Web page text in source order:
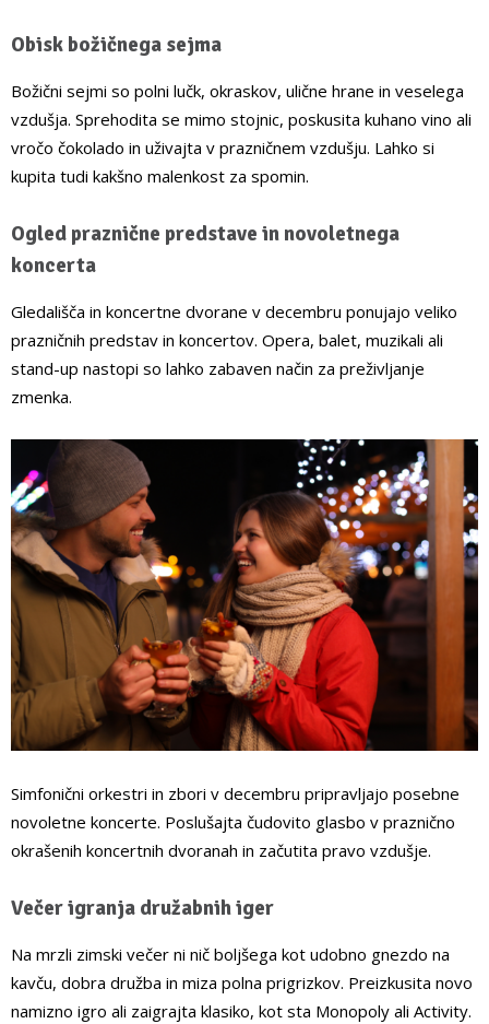
Obisk božičnega sejma
Božični sejmi so polni lučk, okraskov, ulične hrane in veselega
vzdušja. Sprehodita se mimo stojnic, poskusita kuhano vino ali
vročo čokolado in uživajta v prazničnem vzdušju. Lahko si
kupita tudi kakšno malenkost za spomin.
Ogled praznične predstave in novoletnega
koncerta
Gledališča in koncertne dvorane v decembru ponujajo veliko
prazničnih predstav in koncertov. Opera, balet, muzikali ali
stand-up nastopi so lahko zabaven način za preživljanje
zmenka.
Simfonični orkestri in zbori v decembru pripravljajo posebne
novoletne koncerte. Poslušajta čudovito glasbo v praznično
okrašenih koncertnih dvoranah in začutita pravo vzdušje.
Večer igranja družabnih iger
Na mrzli zimski večer ni nič boljšega kot udobno gnezdo na
kavču, dobra družba in miza polna prigrizkov. Preizkusita novo
namizno igro ali zaigrajta klasiko, kot sta Monopoly ali Activity.